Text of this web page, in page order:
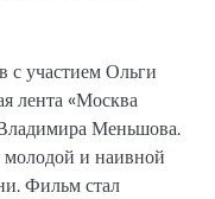
с участием Ольги
лента «Москва
Меньшова.
и наивной
Фильм стал